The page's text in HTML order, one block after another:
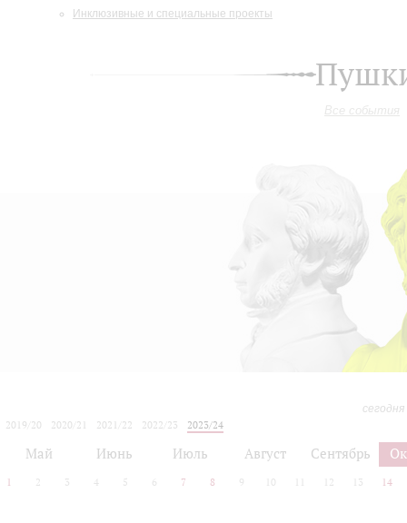
Инклюзивные и специальные проекты
Все события
2019/20
2020/21 2021/22 2022/23
2023/24
Май Июнь Июль Август Сентябрь
1 2 3 4 5 6 7 8 9 10 12 13 14